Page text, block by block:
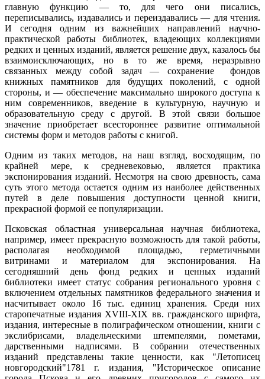
главную функцию — то, для чего они писались,
переписывались, издавались и переиздавались — для чтения.
И сегодня одним из важнейших направлений научно-
практической работы библиотек, владеющих коллекциями
редких и ценных изданий, является решение двух, казалось бы
взаимоисключающих, но в то же время, неразрывно
связанных между собой задач — сохранение фондов
книжных памятников для будущих поколений, с одной
стороны, и — обеспечение максимально широкого доступа к
ним современников, введение в культурную, научную и
образовательную среду с другой. В этой связи большое
значение приобретает всестороннее развитие оптимальной
системы форм и методов работы с книгой.
Одним из таких методов, на наш взгляд, восходящим, по
крайней мере, к средневековью, является практика
экспонирования изданий. Несмотря на свою древность, сама
суть этого метода остается одним из наиболее действенных
путей в деле повышения доступности ценной книги,
прекрасной формой ее популяризации.
Псковская областная универсальная научная библиотека,
например, имеет прекрасную возможность для такой работы,
располагая необходимой площадью, герметичными
витринами и материалом для экспонирования. На
сегодняшний день фонд редких и ценных изданий
библиотеки имеет статус собрания регионального уровня с
включением отдельных памятников федерального значения и
насчитывает около 16 тыс. единиц хранения. Среди них
старопечатные издания XVIII-XIX вв. гражданского шрифта,
издания, интересные в полиграфическом отношении, книги с
экслибрисами, владельческими штемпелями, пометами,
дарственными надписями. В собрании отечественных
изданий представлены такие ценности, как "Летописец
новгородский"1781 г. издания, "Историческое описание